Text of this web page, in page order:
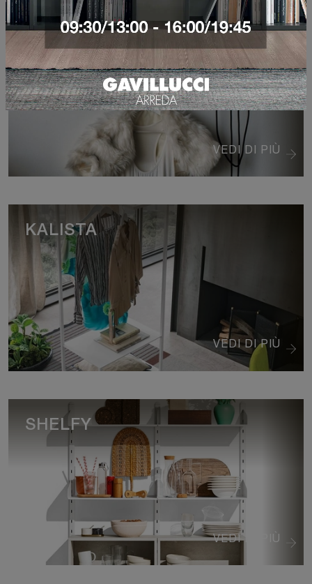
VEDI DI PIÙ
LETTERING
VEDI DI PIÙ
KALISTA
VEDI DI PIÙ
SHELFY